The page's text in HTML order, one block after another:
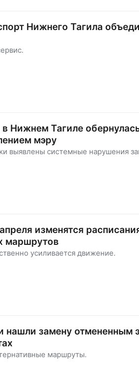
Нижнего Тагила
Нижнем Тагиле
мэру
выявлены системные нарушения
изменятся
маршрутов
усиливается движение.
нашли замену отмененным
маршруты.